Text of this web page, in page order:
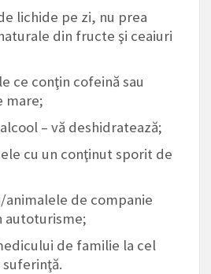
lichide pe zi, nu prea
din fructe şi ceaiuri
ce conţin cofeină sau
mare;
– vă deshidratează;
cu un conţinut sporit de
animalele de companie
autoturisme;
de familie la cel